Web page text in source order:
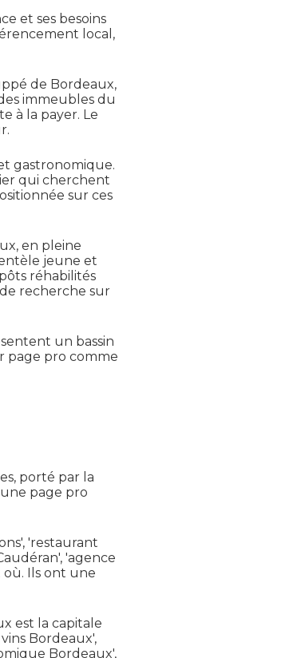
et ses besoins
local,
de Bordeaux,
immeubles du
à la payer. Le
gastronomique.
qui cherchent
sur ces
en pleine
jeune et
réhabilités
recherche sur
un bassin
page pro comme
porté par la
page pro
'restaurant
'agence
où. Ils ont une
est la capitale
Bordeaux',
Bordeaux',